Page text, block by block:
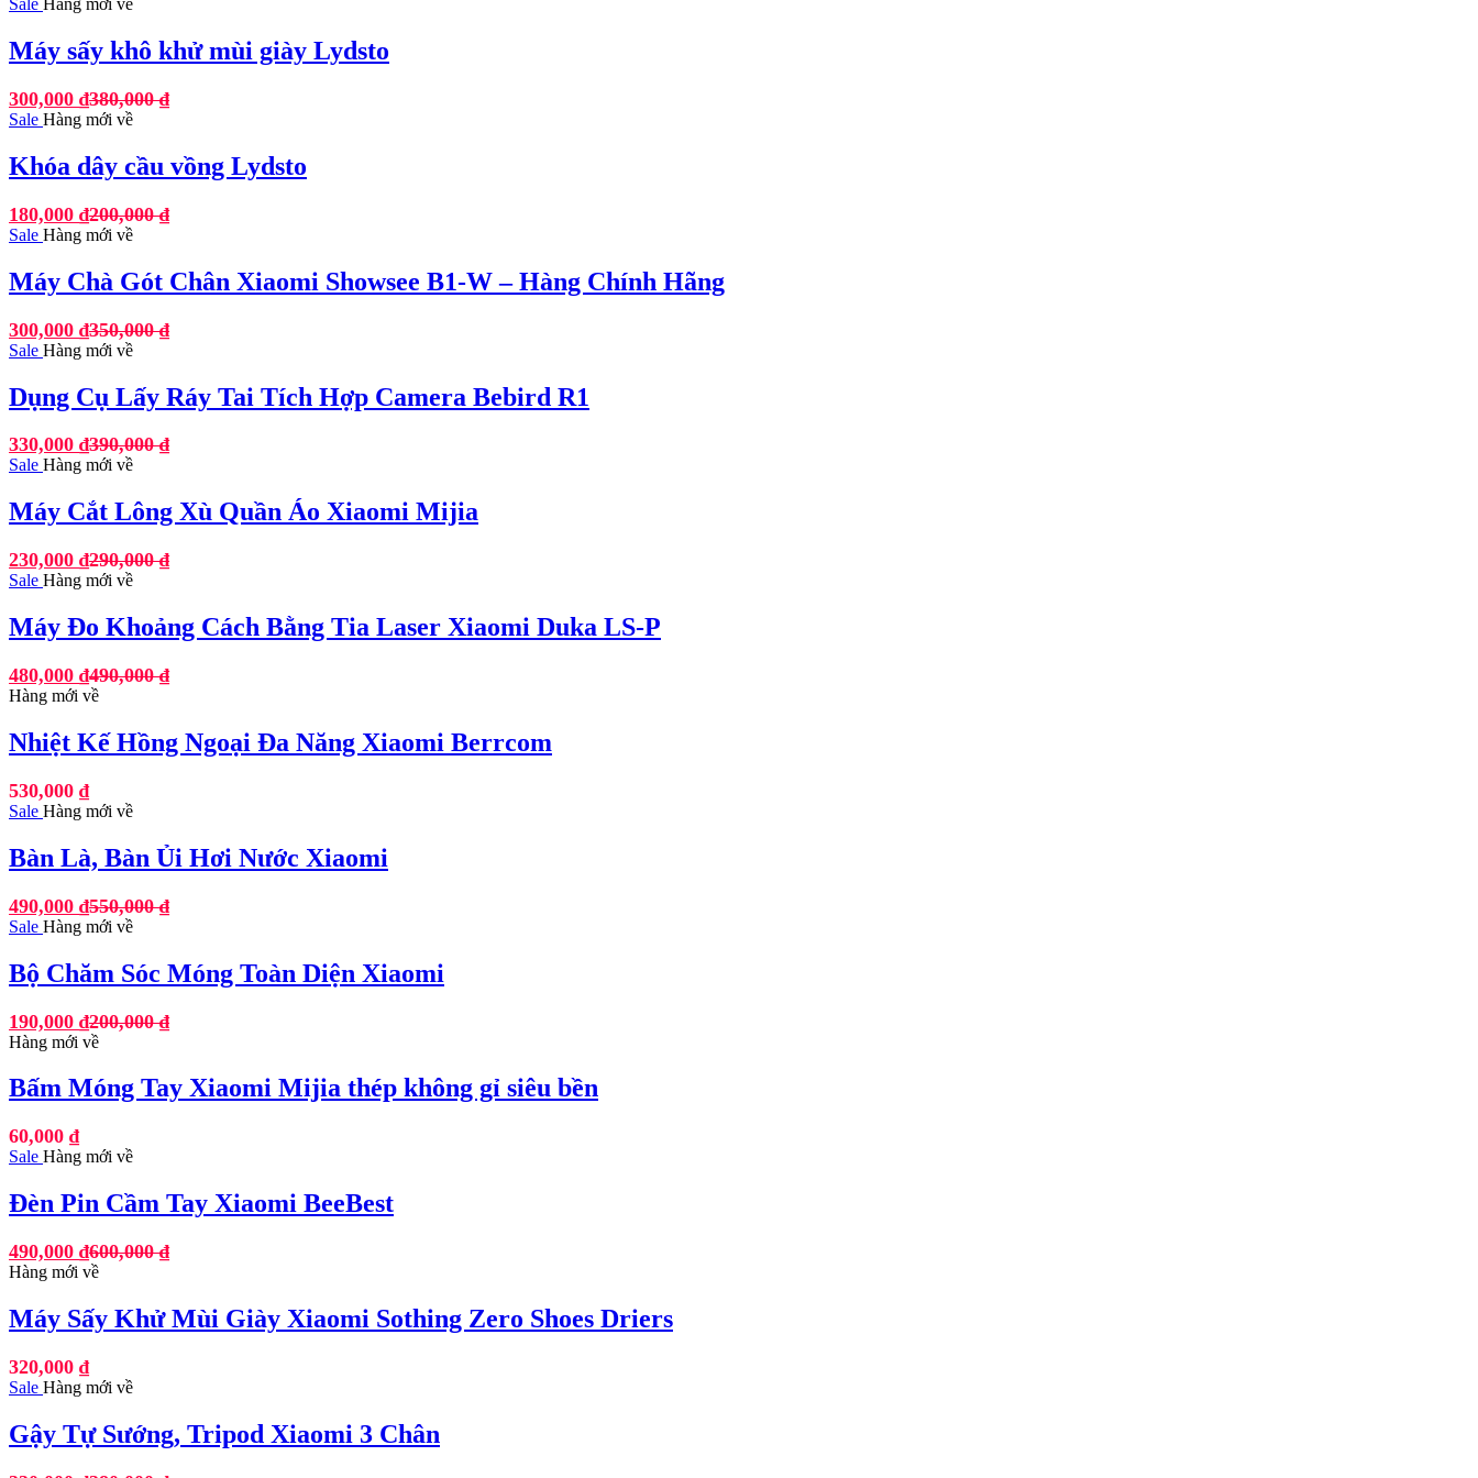
Sale Hàng mới về
Máy sấy khô khử mùi giày Lydsto
300,000 ₫380,000₫
Sale Hàng mới về
Khóa dây cầu vồng Lydsto
180,000 ₫200,000₫
Sale Hàng mới về
Máy Chà Gót Chân Xiaomi Showsee B1-W – Hàng Chính Hãng
300,000 ₫350,000₫
Sale Hàng mới về
Dụng Cụ Lấy Ráy Tai Tích Hợp Camera Bebird R1
330,000 ₫390,000₫
Sale Hàng mới về
Máy Cắt Lông Xù Quần Áo Xiaomi Mijia
230,000 ₫290,000₫
Sale Hàng mới về
Máy Đo Khoảng Cách Bằng Tia Laser Xiaomi Duka LS-P
480,000 ₫490,000₫
Hàng mới về
Nhiệt Kế Hồng Ngoại Đa Năng Xiaomi Berrcom
530,000 ₫
Sale Hàng mới về
Bàn Là, Bàn Ủi Hơi Nước Xiaomi
490,000 ₫550,000₫
Sale Hàng mới về
Bộ Chăm Sóc Móng Toàn Diện Xiaomi
190,000 ₫200,000₫
Hàng mới về
Bấm Móng Tay Xiaomi Mijia thép không gỉ siêu bền
60,000 ₫
Sale Hàng mới về
Đèn Pin Cầm Tay Xiaomi BeeBest
490,000 ₫600,000₫
Hàng mới về
Máy Sấy Khử Mùi Giày Xiaomi Sothing Zero Shoes Driers
320,000 ₫
Sale Hàng mới về
Gậy Tự Sướng, Tripod Xiaomi 3 Chân